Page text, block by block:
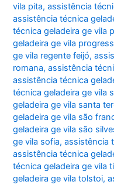
vila pita,assistência
assistência técnica
técnica geladeira ge vila
geladeira ge vila
ge vila regente feijó,
romana,assistência
assistência técnica
técnica geladeira ge vila
geladeira ge vila santa
geladeira ge vila são
geladeira ge vila são
ge vila sofia,assistência
assistência técnica
técnica geladeira ge vila
geladeira ge vila tolstoi,